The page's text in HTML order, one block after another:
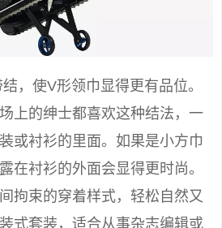
，使V形领巾显得更有品位。
上的绅士都喜欢这种结法，一
或衬衫的里面。如果是小方巾
在衬衫的外面会显得更时尚。
拘束的穿着样式，轻松自然又
式套装，适合从事杂志编辑或